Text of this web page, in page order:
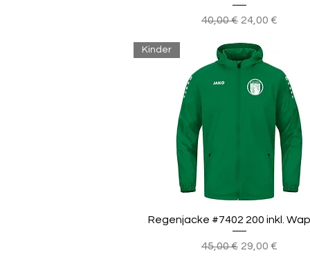
Standardpreis
40,00 € Sale-Preis
24,00 €
Kinder
Regenjacke #7402 200 inkl.
Standardpreis
45,00 € Sale-Preis
29,00 €